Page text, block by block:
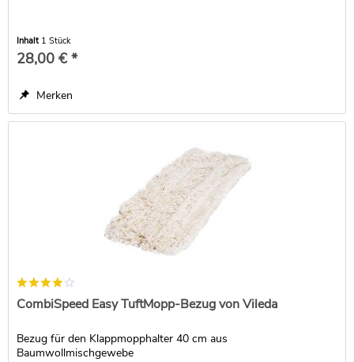
Inhalt 1 Stück
28,00 € *
Merken
CombiSpeed Easy TuftMopp-Bezug von Vileda
Bezug für den Klappmopphalter 40 cm aus
Baumwollmischgewebe